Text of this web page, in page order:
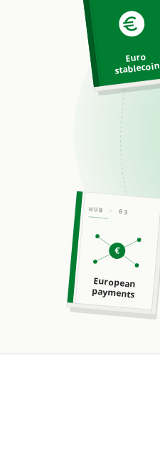
Euro
stablecoin
HUB · 03
€
European
payments